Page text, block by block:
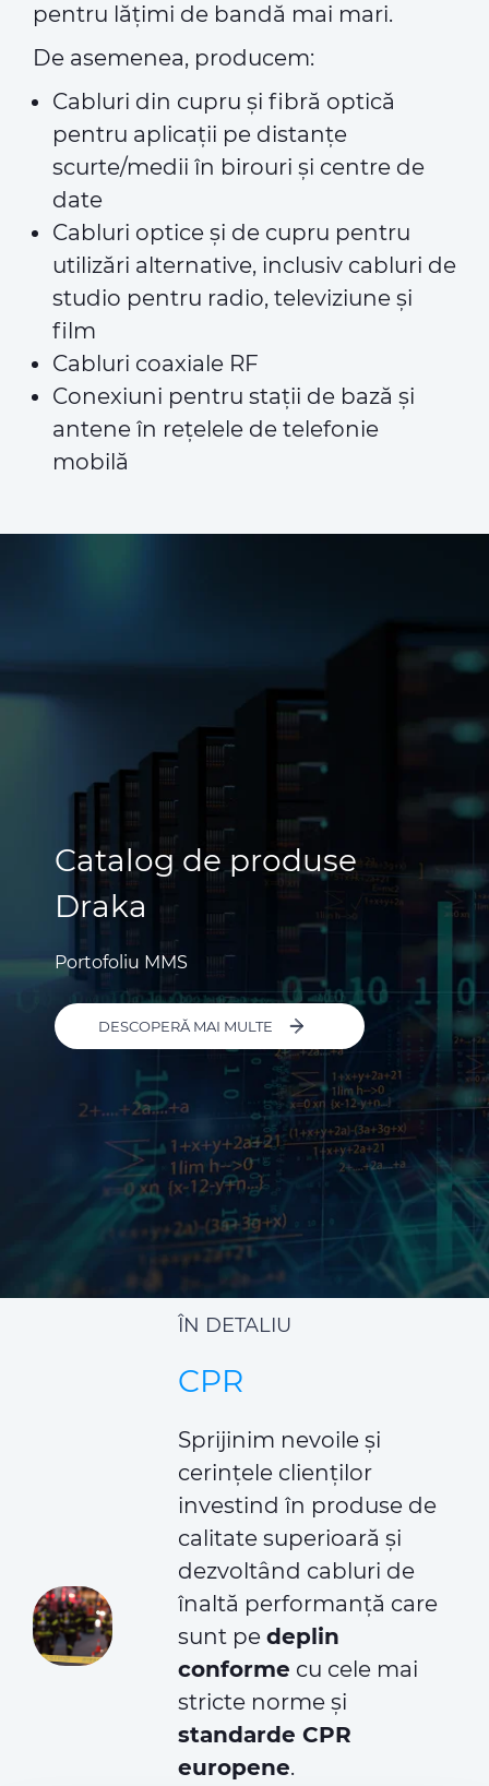
pentru lățimi de bandă mai mari.
De asemenea, producem:
Cabluri din cupru și fibră optică
pentru aplicații pe distanțe
scurte/medii în birouri și centre de
date
Cabluri optice și de cupru pentru
utilizări alternative, inclusiv cabluri de
studio pentru radio, televiziune și
film
Cabluri coaxiale RF
Conexiuni pentru stații de bază și
antene în rețelele de telefonie
mobilă
Catalog de produse
Draka
Portofoliu MMS
DESCOPERĂ MAI MULTE
ÎN DETALIU
CPR
Sprijinim nevoile și
cerințele clienților
investind în produse de
calitate superioară și
dezvoltând cabluri de
înaltă performanță care
sunt pe deplin
conforme cu cele mai
stricte norme și
standarde CPR
europene.